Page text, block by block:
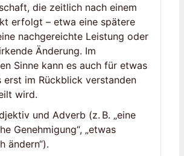
die zeitlich nach einem
erfolgt – etwa eine spätere
nachgereichte Leistung oder
Änderung. Im
Sinne kann es auch für etwas
erst im Rückblick verstanden
wird.
und Adverb (z. B. „eine
Genehmigung“, „etwas
ändern“).